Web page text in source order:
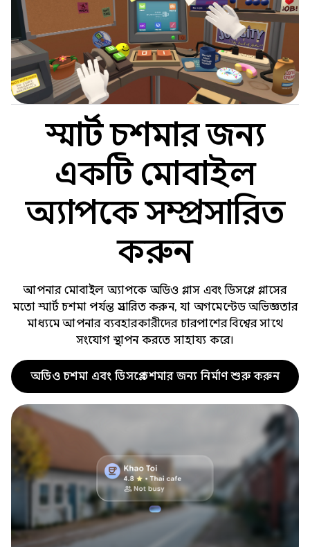
স্মার্ট চশমার জন্য
একটি মোবাইল
অ্যাপকে সম্প্রসারিত
করুন
আপনার মোবাইল অ্যাপকে অডিও গ্লাস এবং ডিসপ্লে গ্লাসের
মতো স্মার্ট চশমা পর্যন্ত প্রসারিত করুন, যা অগমেন্টেড অভিজ্ঞতার
মাধ্যমে আপনার ব্যবহারকারীদের চারপাশের বিশ্বের সাথে
সংযোগ স্থাপন করতে সাহায্য করে।
অডিও চশমা এবং ডিসপ্লে চশমার জন্য নির্মাণ শুরু করুন